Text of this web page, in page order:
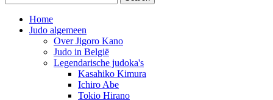
Home
Judo algemeen
Over Jigoro Kano
Judo in België
Legendarische judoka's
Kasahiko Kimura
Ichiro Abe
Tokio Hirano